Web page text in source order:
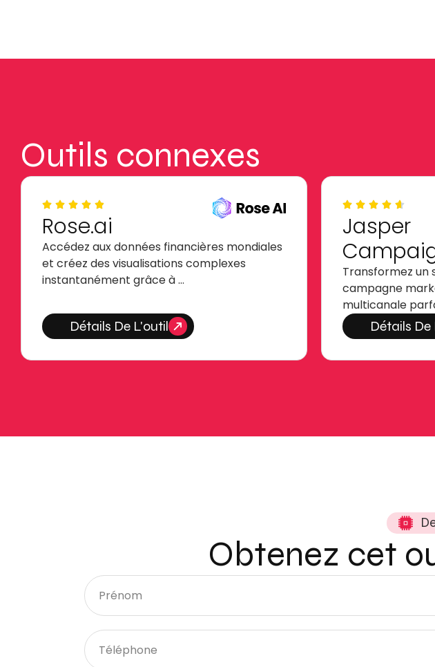
Outils connexes
Rose.ai
Accédez aux données financières mondiales
et créez des visualisations complexes
instantanément grâce à …
Détails De L'outil
Jasper
Transformez un
campagne
multicanale
Détails De
Obtenez cet